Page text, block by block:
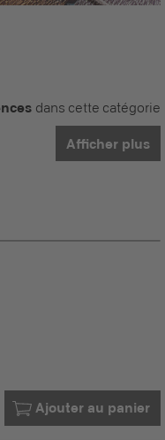
dans cette catégorie
Afficher plus
Ajouter au panier
Déjà dans votre